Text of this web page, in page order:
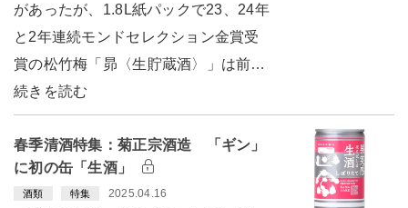
があったが、1.8L紙パックで23、24年
と2年連続モンドセレクション金賞受
賞の松竹梅「昴〈生貯蔵酒〉」は前…
続きを読む
春季清酒特集：菊正宗酒造 「ギン」
に初の缶「生酒」
酒類 特集 2025.04.16